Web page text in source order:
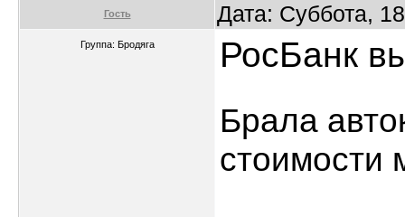
Гость Дата: Суббота,
Группа: Бродяга РосБанк
Брала
стоимости